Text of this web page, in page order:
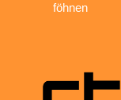
föhnen